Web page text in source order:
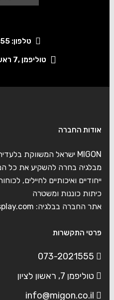
טלפון: 0732021555
טוליפמן ,7 ראשון לציון
אודות החברה
מבלגיה בחרה להשקיע את כל
ייחודיים ואיכותיים לחיילים,
כיתות כוננות ומשטרה
אתר החברה בבלגיה:
פרטי התקשרות
073-2021555
טוליפמן 7, ראשון לציון
info@migon.co.il